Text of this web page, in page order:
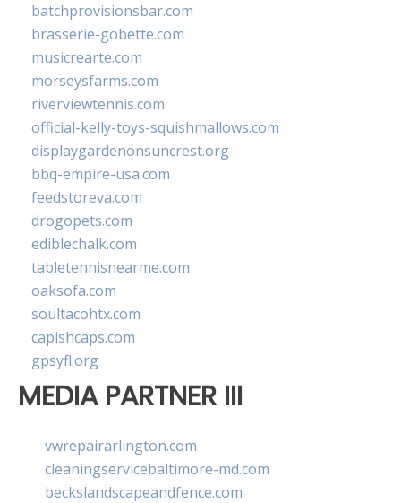
batchprovisionsbar.com
brasserie-gobette.com
musicrearte.com
morseysfarms.com
riverviewtennis.com
official-kelly-toys-squishmallows.com
displaygardenonsuncrest.org
bbq-empire-usa.com
feedstoreva.com
drogopets.com
ediblechalk.com
tabletennisnearme.com
oaksofa.com
soultacohtx.com
capishcaps.com
gpsyfl.org
MEDIA PARTNER III
vwrepairarlington.com
cleaningservicebaltimore-md.com
beckslandscapeandfence.com